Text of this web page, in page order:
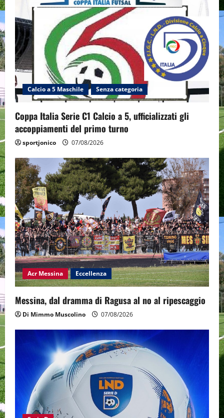
Calcio a 5 Maschile Senza categoria
Coppa Italia Serie C1 Calcio a 5, ufficializzati gli
accoppiamenti del primo turno
sportjonico 07/08/2026
Acr Messina Eccellenza
Messina, dal dramma di Ragusa al no al ripescaggio
Di Mimmo Muscolino 07/08/2026